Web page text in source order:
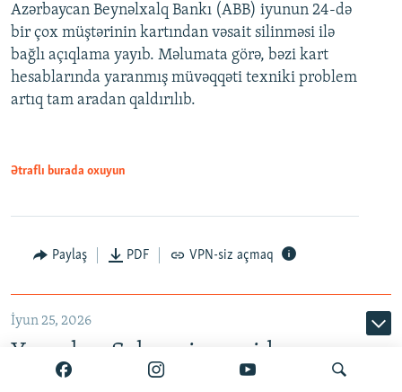
Azərbaycan Beynəlxalq Bankı (ABB) iyunun 24-də
bir çox müştərinin kartından vəsait silinməsi ilə
bağlı açıqlama yayıb. Məlumata görə, bəzi kart
hesablarında yaranmış müvəqqəti texniki problem
artıq tam aradan qaldırılıb.
Ətraflı burada oxuyun
Paylaş PDF VPN-siz açmaq
İyun 25, 2026
Yaxınları Salayevin yenidən
cərimə kamerasına salındığını